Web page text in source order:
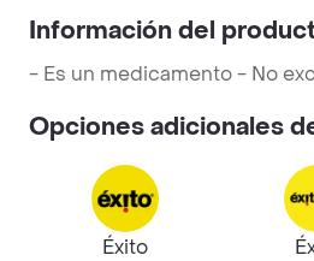
Información del
- Es un medicamento - No
Opciones adicionales
Éxito